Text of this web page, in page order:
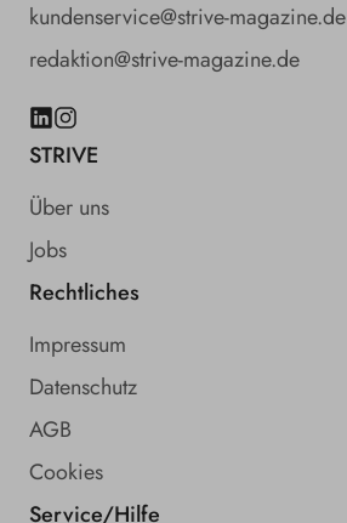
kundenservice@strive-magazine.de
redaktion@strive-magazine.de
LinkedIn
Instagram
STRIVE
Über uns
Jobs
Rechtliches
Impressum
Datenschutz
AGB
Cookies
Service/Hilfe